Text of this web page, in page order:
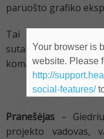
paruošto grafiko
Tai praktinė sesija
sutaupyti laiko ir
komandų darbą.
Pranešėjas –
projekto vadovas,
Your browser is
website. Please
http://
social-features/